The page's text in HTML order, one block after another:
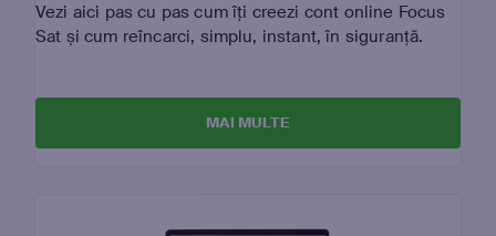
Vezi aici pas cu pas cum îți creezi cont online Focus
Sat și cum reîncarci, simplu, instant, în siguranță.
MAI MULTE